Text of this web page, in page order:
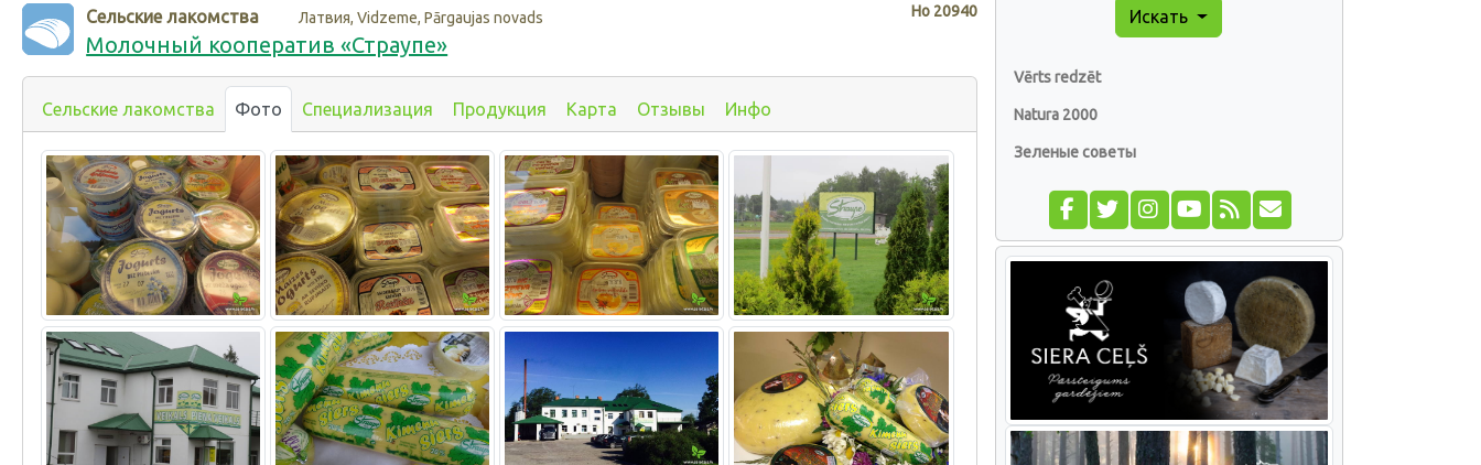
Нo 20940
Сельские лакомства Латвия, Vidzeme, Pārgaujas novads
Молочный кооператив «Страупе»
Сельские лакомства Фото Специализация Продукция Карта Отзывы Инфо
Искать
Vērts redzēt
Natura 2000
Зеленые советы